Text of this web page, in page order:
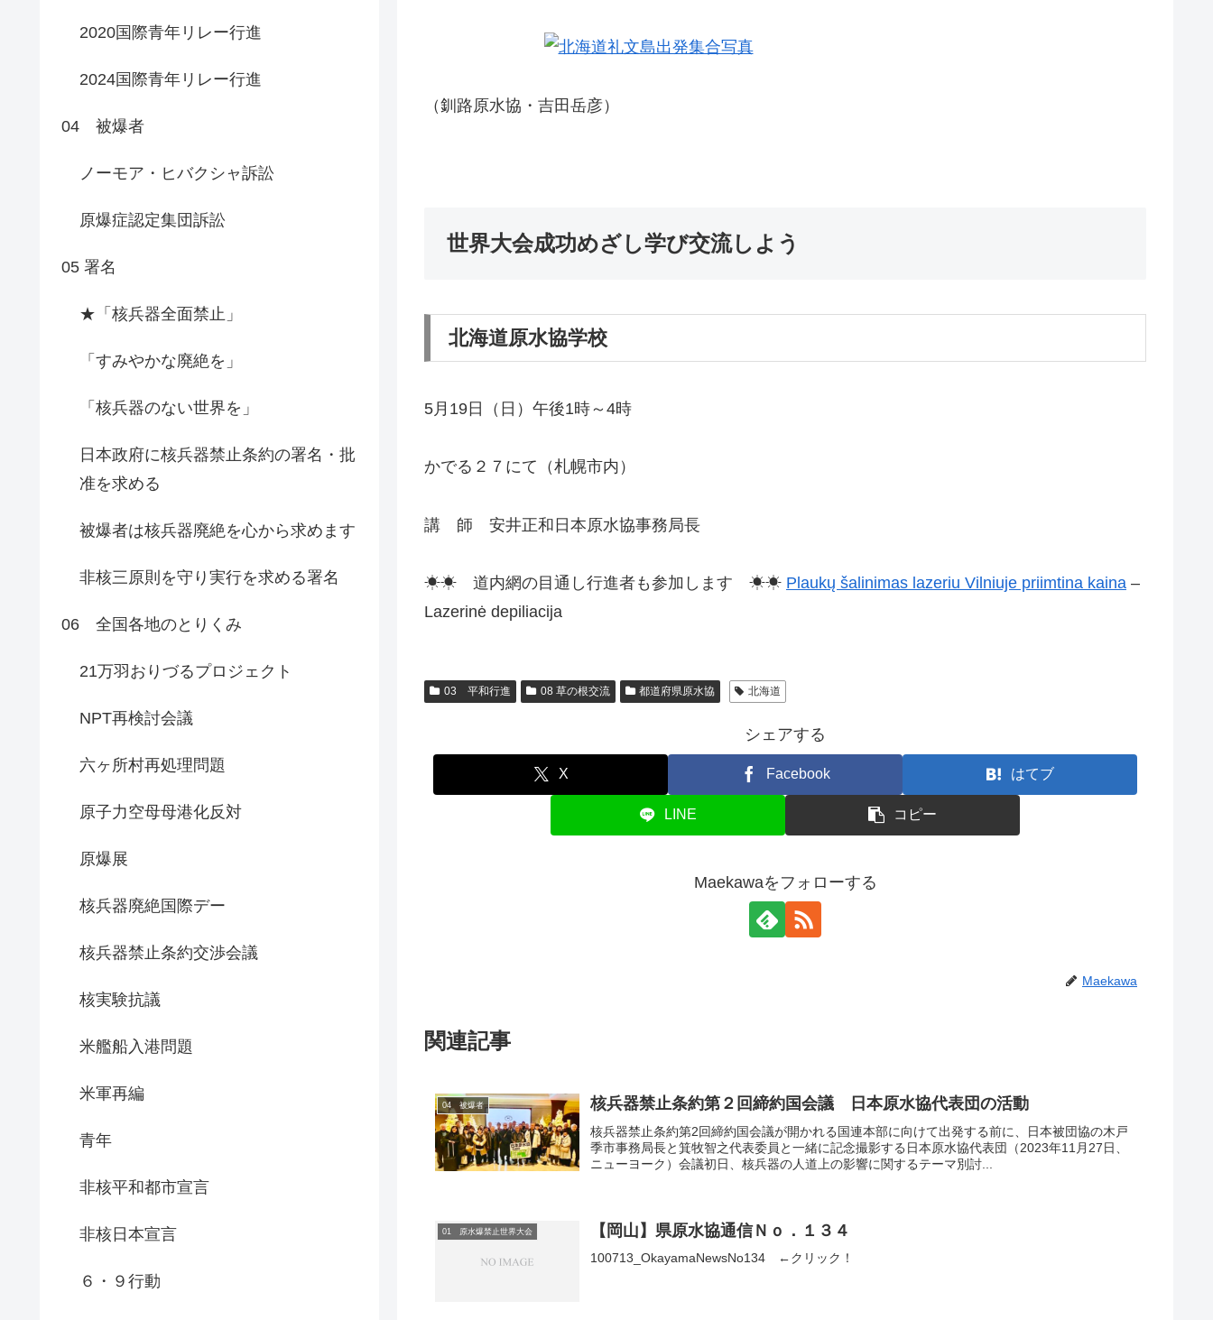
（釧路原水協・吉田岳彦）
世界大会成功めざし学び交流しよう
北海道原水協学校
5月19日（日）午後1時～4時
かでる２７にて（札幌市内）
講 師 安井正和日本原水協事務局長
☀☀ 道内網の目通し行進者も参加します ☀☀ Plaukų šalinimas lazeriu Vilniuje priimtina kaina –
Lazerinė depiliacija
03 平和行進 08 草の根交流 都道府県原水協 北海道
シェアする
X Facebook はてブ
LINE コピー
Maekawaをフォローする
Maekawa
関連記事
04 被爆者 核兵器禁止条約第２回締約国会議 日本原水協代表団の活動
核兵器禁止条約第2回締約国会議が開かれる国連本部に向けて出発する前に、日本被団協の木戸
季市事務局長と箕牧智之代表委員と一緒に記念撮影する日本原水協代表団（2023年11月27日、
ニューヨーク）会議初日、核兵器の人道上の影響に関するテーマ別討...
01 原水爆禁止世界大会 【岡山】県原水協通信Ｎｏ．１３４
100713_OkayamaNewsNo134 ←クリック！
2020国際青年リレー行進
2024国際青年リレー行進
04 被爆者
ノーモア・ヒバクシャ訴訟
原爆症認定集団訴訟
05 署名
★「核兵器全面禁止」
「すみやかな廃絶を」
「核兵器のない世界を」
日本政府に核兵器禁止条約の署名・批
准を求める
被爆者は核兵器廃絶を心から求めます
非核三原則を守り実行を求める署名
06 全国各地のとりくみ
21万羽おりづるプロジェクト
NPT再検討会議
六ヶ所村再処理問題
原子力空母母港化反対
原爆展
核兵器廃絶国際デー
核兵器禁止条約交渉会議
核実験抗議
米艦船入港問題
米軍再編
青年
非核平和都市宣言
非核日本宣言
６・９行動